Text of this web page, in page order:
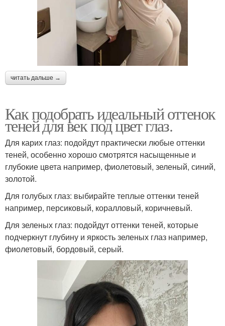
читать дальше →
Как подобрать идеальный оттенок
теней для век под цвет глаз.
Для карих глаз: подойдут практически любые оттенки
теней, особенно хорошо смотрятся насыщенные и
глубокие цвета например, фиолетовый, зеленый, синий,
золотой.
Для голубых глаз: выбирайте теплые оттенки теней
например, персиковый, коралловый, коричневый.
Для зеленых глаз: подойдут оттенки теней, которые
подчеркнут глубину и яркость зеленых глаз например,
фиолетовый, бордовый, серый.